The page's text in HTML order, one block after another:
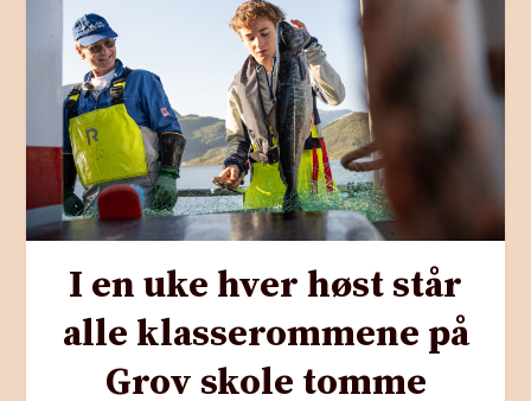
I en uke hver høst står
alle klasserommene på
Grov skole tomme